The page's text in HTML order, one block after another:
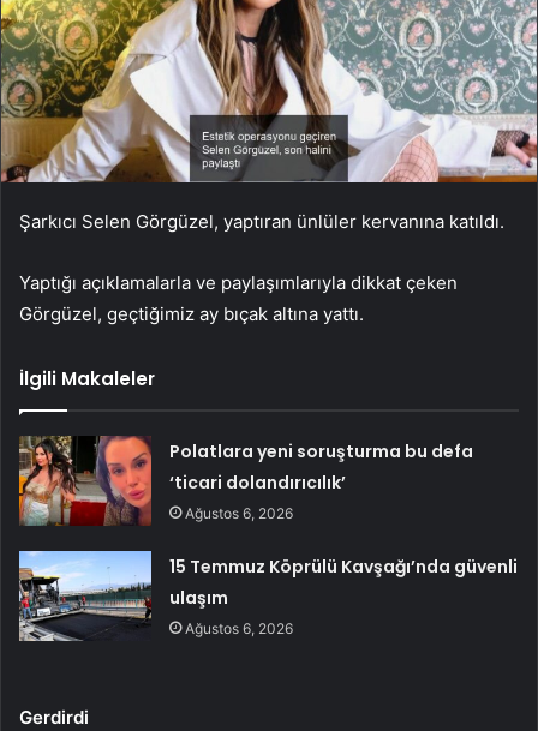
Şarkıcı Selen Görgüzel, yaptıran ünlüler kervanına katıldı.
Yaptığı açıklamalarla ve paylaşımlarıyla dikkat çeken
Görgüzel, geçtiğimiz ay bıçak altına yattı.
İlgili Makaleler
Polatlara yeni soruşturma bu defa
‘ticari dolandırıcılık’
Ağustos 6, 2026
15 Temmuz Köprülü Kavşağı’nda güvenli
ulaşım
Ağustos 6, 2026
Gerdirdi